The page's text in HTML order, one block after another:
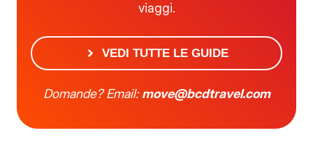
viaggi.
VEDI TUTTE LE GUIDE
Domande? Email: move@bcdtravel.com